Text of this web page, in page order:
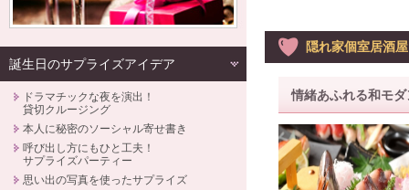
隠れ家個室居酒
情緒あふれる和モ
誕生日のサプライズアイデア
ドラマチックな夜を演出！
貸切クルージング
本人に秘密のソーシャル寄せ書き
呼び出し方にもひと工夫！
サプライズパーティー
思い出の写真を使ったサプライズ